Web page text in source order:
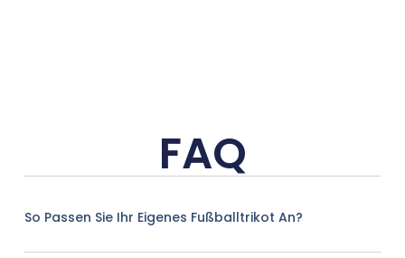
FAQ
So Passen Sie Ihr Eigenes Fußballtrikot An?